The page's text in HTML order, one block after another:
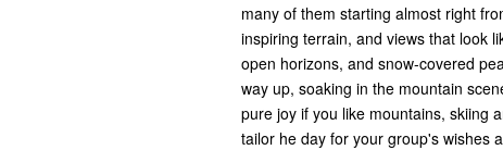
many of them starting almost right
inspiring terrain, and views that look
open horizons, and snow-covered
way up, soaking in the mountain
pure joy if you like mountains, skiing
tailor he day for your group's wishes